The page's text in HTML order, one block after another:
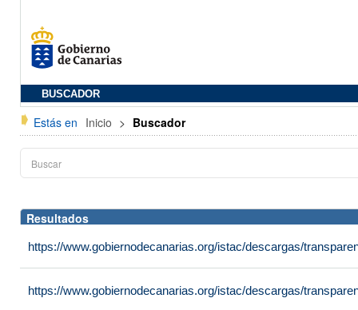
BUSCADOR
Estás en Inicio > Buscador
Resultados
https://www.gobiernodecanarias.org/istac/descargas/
https://www.gobiernodecanarias.org/istac/descargas/